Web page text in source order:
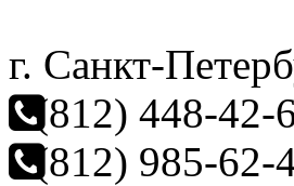
г. Санкт-
(812) 448-42-
(812) 985-62-